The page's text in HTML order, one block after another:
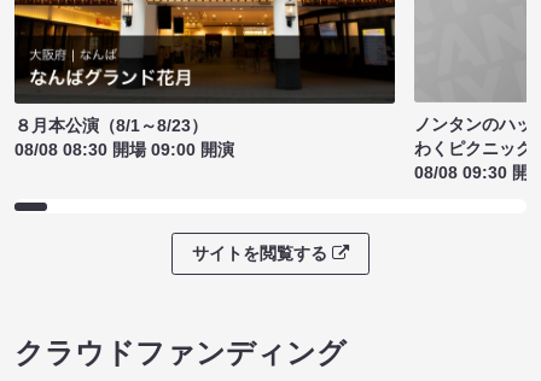
８月本公演（8/1～8/23）
08/08 08:30 開場 09:00 開演
ノンタンのハッ
わくピクニック
08/08 09:30 開
サイトを閲覧する
クラウドファンディング